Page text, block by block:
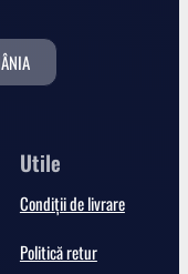
Utile
Condiții de livrare
Politică retur